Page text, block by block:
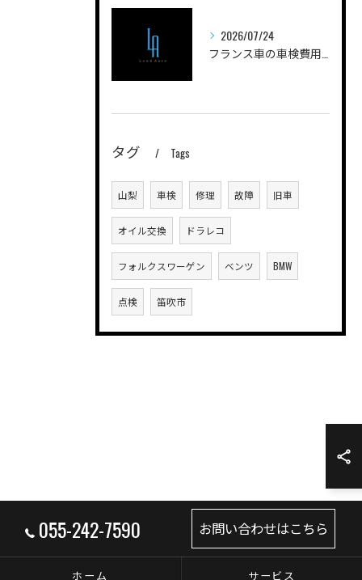
2026/07/24
タグ Tags
山梨 車検 修理 故障 旧車
オイル交換 ドラレコ
フォルクスワーゲン ベンツ BMW
点検 笛吹市
055-242-7590 お問い合わせはこちら
ホーム サービス